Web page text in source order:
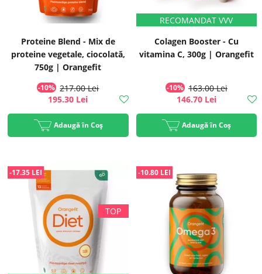
Proteine Blend - Mix de
proteine vegetale, ciocolată,
750g | Orangefit
-10% 217.00 Lei
195.30 Lei
Adaugă în Coș
Colagen Booster - Cu
vitamina C, 300g | Orangefit
-10% 163.00 Lei
146.70 Lei
Adaugă în Coș
-17.35 LEI -10.80 LEI